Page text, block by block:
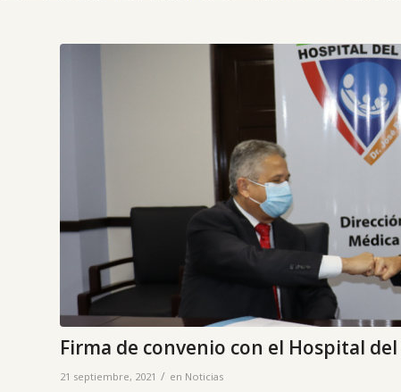
Firma de convenio con el Hospital
21 septiembre, 2021 / en Noticias